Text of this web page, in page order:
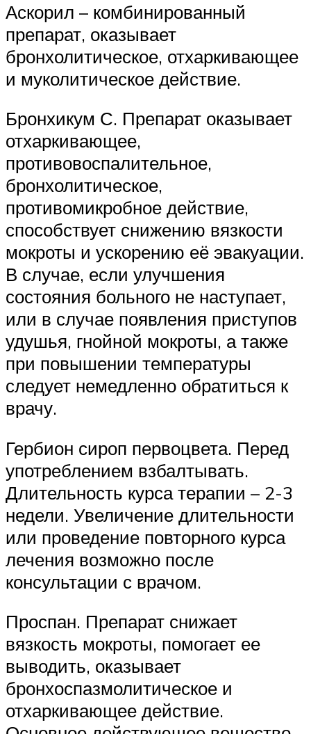
Аскорил – комбинированный
препарат, оказывает
бронхолитическое, отхаркивающее
и муколитическое действие.
Бронхикум С. Препарат оказывает
отхаркивающее,
противовоспалительное,
бронхолитическое,
противомикробное действие,
способствует снижению вязкости
мокроты и ускорению её эвакуации.
В случае, если улучшения
состояния больного не наступает,
или в случае появления приступов
удушья, гнойной мокроты, а также
при повышении температуры
следует немедленно обратиться к
врачу.
Гербион сироп первоцвета. Перед
употреблением взбалтывать.
Длительность курса терапии – 2-3
недели. Увеличение длительности
или проведение повторного курса
лечения возможно после
консультации с врачом.
Проспан. Препарат снижает
вязкость мокроты, помогает ее
выводить, оказывает
бронхоспазмолитическое и
отхаркивающее действие.